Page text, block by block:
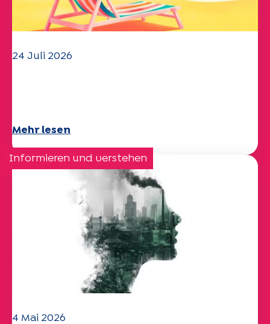
24 Juli 2026
Mehr lesen
Informieren und verstehen
4 Mai 2026